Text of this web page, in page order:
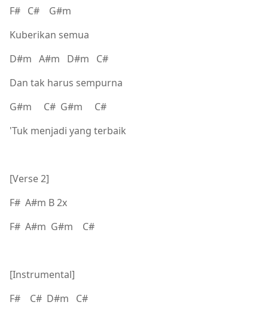
F# C# G#m
Kuberikan semua
D#m A#m D#m C#
Dan tak harus sempurna
G#m C# G#m C#
'Tuk menjadi yang terbaik
[Verse 2]
F# A#m B 2x
F# A#m G#m C#
[Instrumental]
F# C# D#m C#